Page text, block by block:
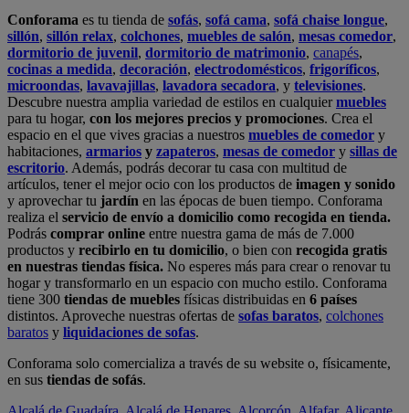
Conforama es tu tienda de sofás, sofá cama, sofá chaise longue,
sillón, sillón relax, colchones, muebles de salón, mesas comedor,
dormitorio de juvenil, dormitorio de matrimonio, canapés,
cocinas a medida, decoración, electrodomésticos, frigoríficos,
microondas, lavavajillas, lavadora secadora, y televisiones.
Descubre nuestra amplia variedad de estilos en cualquiermuebles
para tu hogar, con los mejores precios y promociones. Crea el
espacio en el que vives gracias a nuestros muebles de comedor y
habitaciones, armarios y zapateros, mesas de comedor y sillas de
escritorio. Además, podrás decorar tu casa con multitud de
artículos, tener el mejor ocio con los productos de imagen y sonido
y aprovechar tu jardín en las épocas de buen tiempo. Conforama
realiza el servicio de envío a domicilio como recogida en tienda.
Podrás comprar online entre nuestra gama de más de 7.000
productos y recibirlo en tu domicilio, o bien con recogida gratis
en nuestras tiendas física. No esperes más para crear o renovar tu
hogar y transformarlo en un espacio con mucho estilo. Conforama
tiene 300 tiendas de muebles físicas distribuidas en 6 países
distintos. Aproveche nuestras ofertas de sofas baratos, colchones
baratos y liquidaciones de sofas.
Conforama solo comercializa a través de su website o, físicamente,
en sus tiendas de sofás.